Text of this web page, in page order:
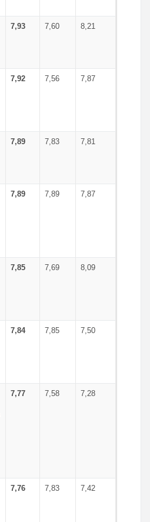
7,93 7,60 8,21
7,92 7,56 7,87
7,89 7,83 7,81
7,89 7,89 7,87
7,85 7,69 8,09
7,84 7,85 7,50
7,77 7,58 7,28
7,76 7,83 7,42